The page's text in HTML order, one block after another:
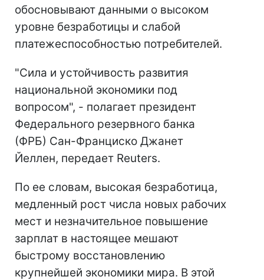
обосновывают данными о высоком
уровне безработицы и слабой
платежеспособностью потребителей.
"Сила и устойчивость развития
национальной экономики под
вопросом", - полагает президент
Федерального резервного банка
(ФРБ) Сан-Франциско Джанет
Йеллен, передает Reuters.
По ее словам, высокая безработица,
медленный рост числа новых рабочих
мест и незначительное повышение
зарплат в настоящее мешают
быстрому восстановлению
крупнейшей экономики мира. В этой